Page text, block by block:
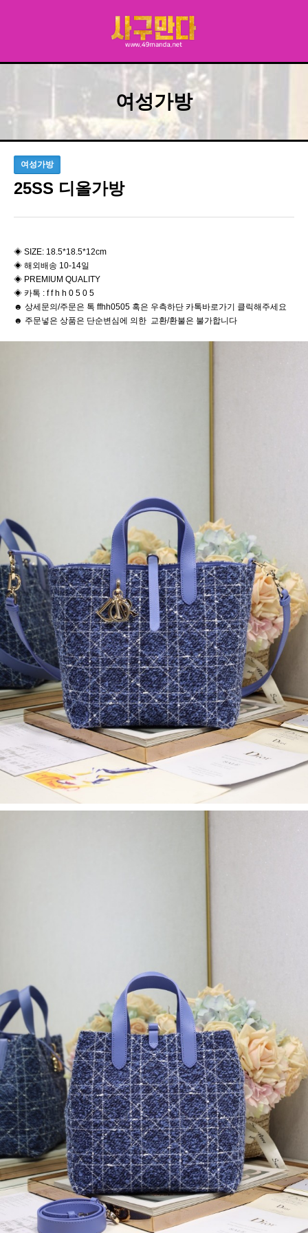
여성가방
여성가방
25SS 디올가방
◈ ​SIZE: 18.5*18.5*12cm
◈ 해외배송 10-14일
◈ PREMIUM QUALITY
◈ 카톡 : f f h h 0 5 0 5
☻ 상세문의/주문은 톡 ffhh0505 혹은 우측하단 카톡바로가기 클릭해주세요
☻ 주문넣은 상품은 단순변심에 의한 교환/환불은 불가합니다